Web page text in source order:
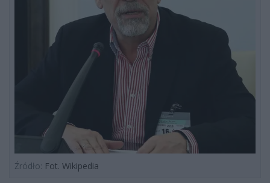
Źródło: Fot. Wikipedia